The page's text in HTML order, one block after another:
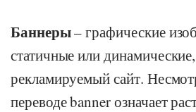
Баннеры– графические
статичные или
рекламируемый сайт.
переводе banner означает